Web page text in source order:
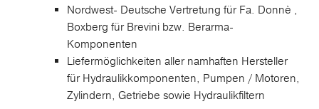
Nordwest- Deutsche Vertretung für Fa. Donnè ,
Boxberg für Brevini bzw. Berarma-
Komponenten
Liefermöglichkeiten aller namhaften Hersteller
für Hydraulikkomponenten, Pumpen / Motoren,
Zylindern, Getriebe sowie Hydraulikfiltern